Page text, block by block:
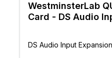
WestminsterLab
Card - DS Audio
DS Audio Input